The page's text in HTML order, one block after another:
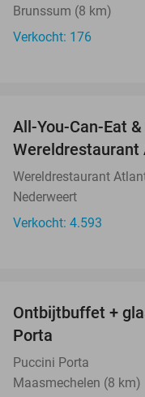
Brunssum (8 km)
Verkocht: 176
All-You-Can-Eat
Wereldrestaurant
Wereldrestaurant
Nederweert
Verkocht: 4.593
Ontbijtbuffet +
Porta
Puccini Porta
Maasmechelen (8 km)